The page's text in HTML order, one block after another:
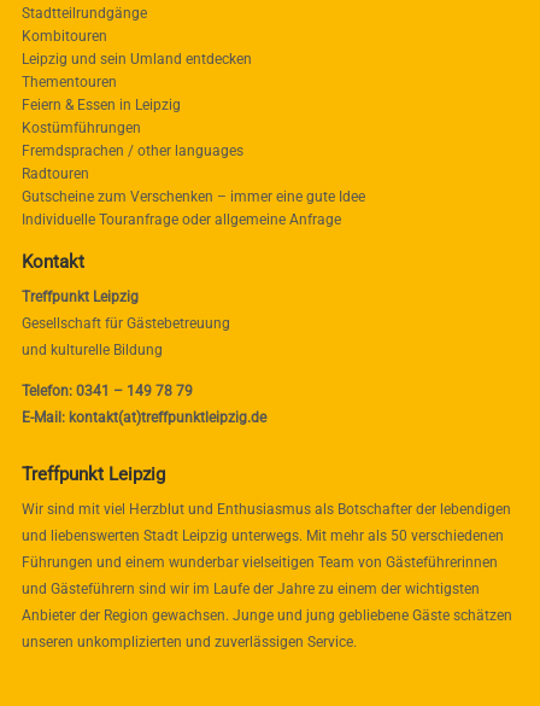
Stadtteilrundgänge
Kombitouren
Leipzig und sein Umland entdecken
Thementouren
Feiern & Essen in Leipzig
Kostümführungen
Fremdsprachen / other languages
Radtouren
Gutscheine zum Verschenken – immer eine gute Idee
Individuelle Touranfrage oder allgemeine Anfrage
Kontakt
Treffpunkt Leipzig
Gesellschaft für Gästebetreuung
und kulturelle Bildung
Telefon: 0341 – 149 78 79
E-Mail: kontakt(at)treffpunktleipzig.de
Treffpunkt Leipzig
Wir sind mit viel Herzblut und Enthusiasmus als Botschafter der lebendigen
und liebenswerten Stadt Leipzig unterwegs. Mit mehr als 50 verschiedenen
Führungen und einem wunderbar vielseitigen Team von Gästeführerinnen
und Gästeführern sind wir im Laufe der Jahre zu einem der wichtigsten
Anbieter der Region gewachsen. Junge und jung gebliebene Gäste schätzen
unseren unkomplizierten und zuverlässigen Service.